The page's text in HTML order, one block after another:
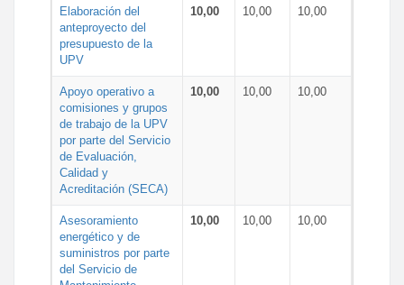
Elaboración del
anteproyecto del
presupuesto de la
UPV
10,00 10,00 10,00
Apoyo operativo a
comisiones y grupos
de trabajo de la UPV
por parte del Servicio
de Evaluación,
Calidad y
Acreditación (SECA)
10,00 10,00 10,00
Asesoramiento
energético y de
suministros por parte
del Servicio de
10,00 10,00 10,00